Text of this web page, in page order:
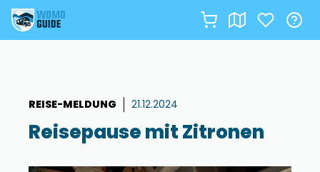
REISE-MELDUNG 21.12.2024
Reisepause mit Zitronen